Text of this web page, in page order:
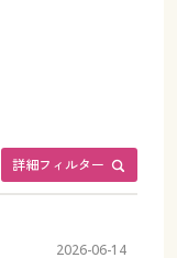
詳細フィルター
2026-06-14